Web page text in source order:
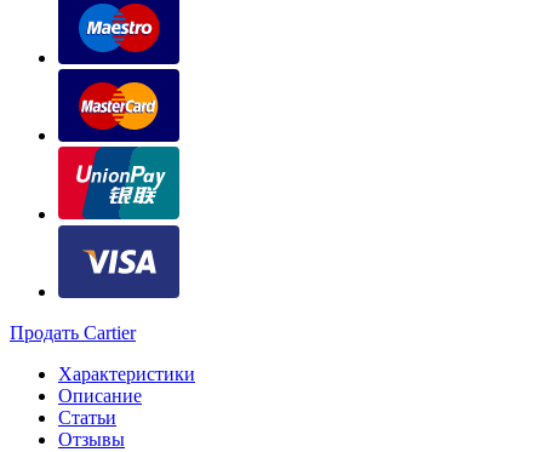
Продать Cartier
Характеристики
Описание
Статьи
Отзывы